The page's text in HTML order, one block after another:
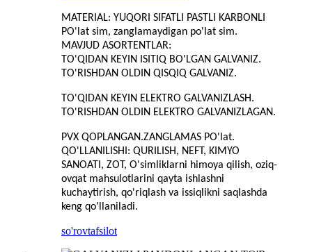
MATERIAL: YUQORI SIFATLI PASTLI KARBONLI
PO'lat sim, zanglamaydigan po'lat sim.
MAVJUD ASORTENTLAR:
TO'QIDAN KEYIN ISITIQ BO'LGAN GALVANIZ.
TO'RISHDAN OLDIN QISQIQ GALVANIZ.
TO'QIDAN KEYIN ELEKTRO GALVANIZLASH.
TO'RISHDAN OLDIN ELEKTRO GALVANIZLAGAN.
PVX QOPLANGAN.ZANGLAMAS PO'lat.
QO'LLANILISHI: QURILISH, NEFT, KIMYO
SANOATI, ZOT, O'simliklarni himoya qilish, oziq-
ovqat mahsulotlarini qayta ishlashni
kuchaytirish, qo'riqlash va issiqlikni saqlashda
keng qo'llaniladi.
so'rovtafsilot